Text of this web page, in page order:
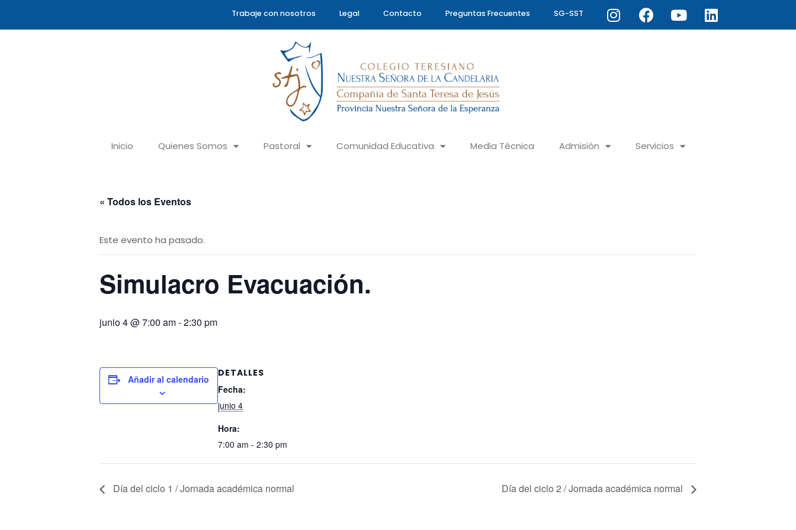
Trabaje con nosotros Legal Contacto Preguntas Frecuentes SG-SST Instagram
Facebook
YoutubeLinkedin
Inicio Quienes Somos Pastoral Comunidad Educativa Media Técnica Admisión Servicios
« Todos los Eventos
Este evento ha pasado.
Simulacro Evacuación.
junio 4 @ 7:00 am-2:30 pm
Añadir al calendario
DETALLES
Fecha:
junio 4
Hora:
7:00 am - 2:30 pm
Día del ciclo 1 / Jornada académica normal Día del ciclo 2 / Jornada académica normal